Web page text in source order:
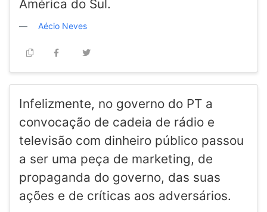
América do Sul.
Aécio Neves
Infelizmente, no governo do PT a
convocação de cadeia de rádio e
televisão com dinheiro público passou
a ser uma peça de marketing, de
propaganda do governo, das suas
ações e de críticas aos adversários.